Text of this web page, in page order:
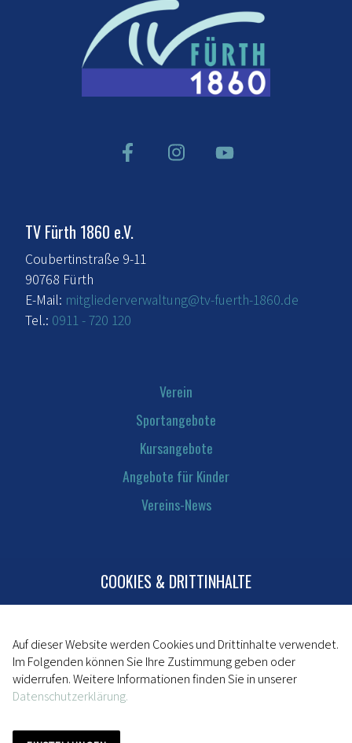
TV Fürth 1860 e.V.
Coubertinstraße 9-11
90768 Fürth
E-Mail: mitgliederverwaltung@tv-fuerth-1860.de
Tel.: 0911 - 720 120
Verein
Sportangebote
Kursangebote
Angebote für Kinder
Vereins-News
Kontakt
Mitglied werden
Impressum
Datenschutz
COOKIES & DRITTINHALTE
Auf dieser Website werden Cookies und Drittinhalte verwendet.
Im Folgenden können Sie Ihre Zustimmung geben oder
widerrufen. Weitere Informationen finden Sie in unserer
Datenschutzerklärung.